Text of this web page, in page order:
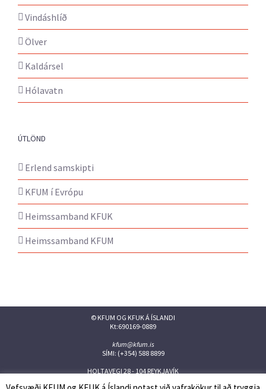
Vindáshlíð
Ölver
Kaldársel
Hólavatn
ÚTLÖND
Erlend samskipti
KFUM í Evrópu
Heimssamband KFUK
Heimssamband KFUM
© KFUM OG KFUK Á ÍSLANDI
Kt:690169-0889
kfum@kfum.is
SÍMI: (+354) 588 8899
HOLTAVEGI 28 - 104 REYKJAVÍK